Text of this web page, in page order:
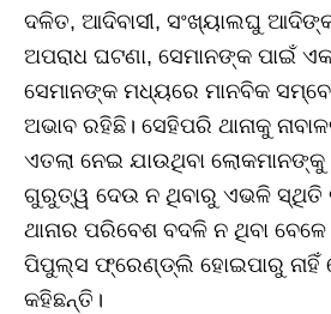
ଦଳିତ, ଆଦିବାସୀ, ସଂଖ୍ୟାଲଘୁ
ଅପରାଧ ଘଟଣା, ସେମାନଙ୍କ ପାଇଁ
ସେମାନଙ୍କ ମଧ୍ୟରେ ମାନବିକ
ଅଭାବ ରହିଛି। ସେହିପରି ଥାନାକୁ
ଏତଲା ନେଇ ଯାଉଥିବା ଲୋକମାନଙ୍କୁ
ଗୁରୁତ୍ୱ ଦେଉ ନ ଥିବାରୁ ଏଭଳି ସ୍ଥିତି
ଥାନାର ପରିବେଶ ବଦଳି ନ ଥିବା
ପିପୁଲ୍ସ ଫ୍ରେଣ୍ଡ୍‌ଲି ହୋଇପାରୁ ନାହିଁ
କହିଛନ୍ତି।